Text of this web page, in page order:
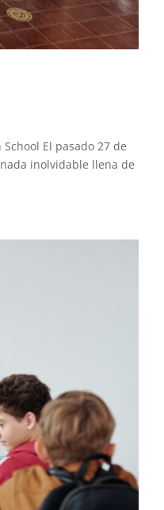
El pasado 27 de
inolvidable llena de